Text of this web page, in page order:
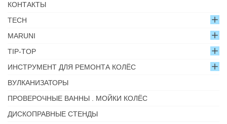
КОНТАКТЫ
TECH
MARUNI
TIP-TOP
ИНСТРУМЕНТ ДЛЯ РЕМОНТА КОЛЁС
ВУЛКАНИЗАТОРЫ
ПРОВЕРОЧНЫЕ ВАННЫ . МОЙКИ КОЛЁС
ДИСКОПРАВНЫЕ СТЕНДЫ